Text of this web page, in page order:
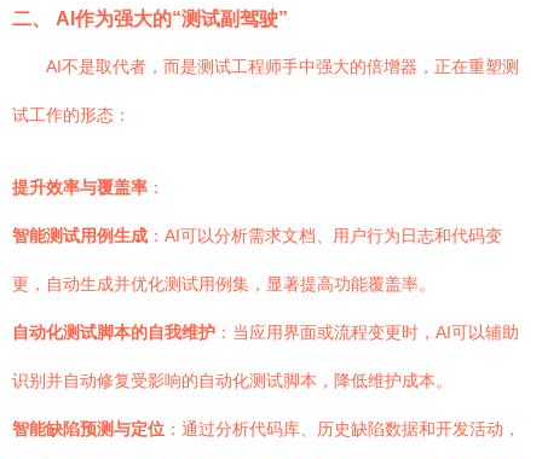
二、 AI作为强大的“测试副驾驶”
AI不是取代者，而是测试工程师手中强大的倍增器，正在重塑测
试工作的形态：
提升效率与覆盖率 ：
智能测试用例生成 ：AI可以分析需求文档、用户行为日志和代码变
更，自动生成并优化测试用例集，显著提高功能覆盖率。
自动化测试脚本的自我维护 ：当应用界面或流程变更时，AI可以辅助
识别并自动修复受影响的自动化测试脚本，降低维护成本。
智能缺陷预测与定位 ：通过分析代码库、历史缺陷数据和开发活动，